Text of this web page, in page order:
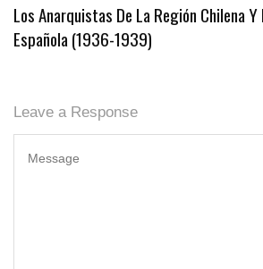
Los Anarquistas De La Región Chilena Y
Española (1936-1939)
Leave a Response